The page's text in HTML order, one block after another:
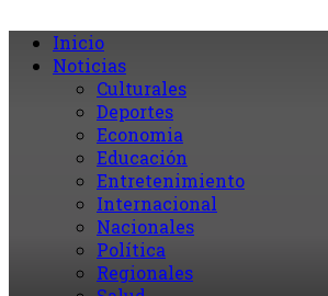
Inicio
Noticias
Culturales
Deportes
Economia
Educación
Entretenimiento
Internacional
Nacionales
Política
Regionales